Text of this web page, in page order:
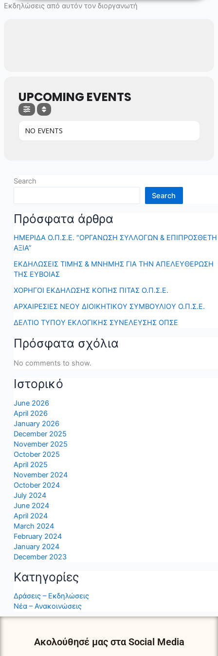
Skip
Εκδηλώσεις από αυτόν τον διοργανωτή
UPCOMING EVENTS
NO EVENTS
Search
Search
Πρόσφατα άρθρα
ΗΜΕΡΙΔΑ Ο.Π.Σ.Ε. “ΟΡΓΑΝΩΣΗ ΣΥΛΛΟΓΩΝ & ΕΠΙΠΡΟΣΘΕΤΗ
ΑΞΙΑ”
ΕΚΔΗΛΩΣΕΙΣ ΤΙΜΗΣ & ΜΝΗΜΗΣ ΓΙΑ ΤΗΝ ΑΠΕΛΕΥΘΕΡΩΣΗ
ΤΗΣ ΕΥΒΟΙΑΣ
ΧΟΡΗΓΟΙ ΕΚΔΗΛΩΣΗΣ ΚΟΠΗΣ ΠΙΤΑΣ Ο.Π.Σ.Ε.
ΑΡΧΑΙΡΕΣΙΕΣ ΝΕΟΥ ΔΙΟΙΚΗΤΙΚΟΥ ΣΥΜΒΟΥΛΙΟΥ Ο.Π.Σ.Ε.
ΔΕΛΤΙΟ ΤΥΠΟΥ ΕΚΛΟΓΙΚΗΣ ΣΥΝΕΛΕΥΣΗΣ ΟΠΣΕ
Πρόσφατα σχόλια
No comments to show.
Ιστορικό
June 2026
April 2026
January 2026
December 2025
November 2025
October 2025
April 2025
November 2024
October 2024
July 2024
June 2024
April 2024
March 2024
February 2024
January 2024
December 2023
Kατηγορίες
Δράσεις – Εκδηλώσεις
Νέα – Ανακοινώσεις
Ακολούθησέ μας στα Social Media